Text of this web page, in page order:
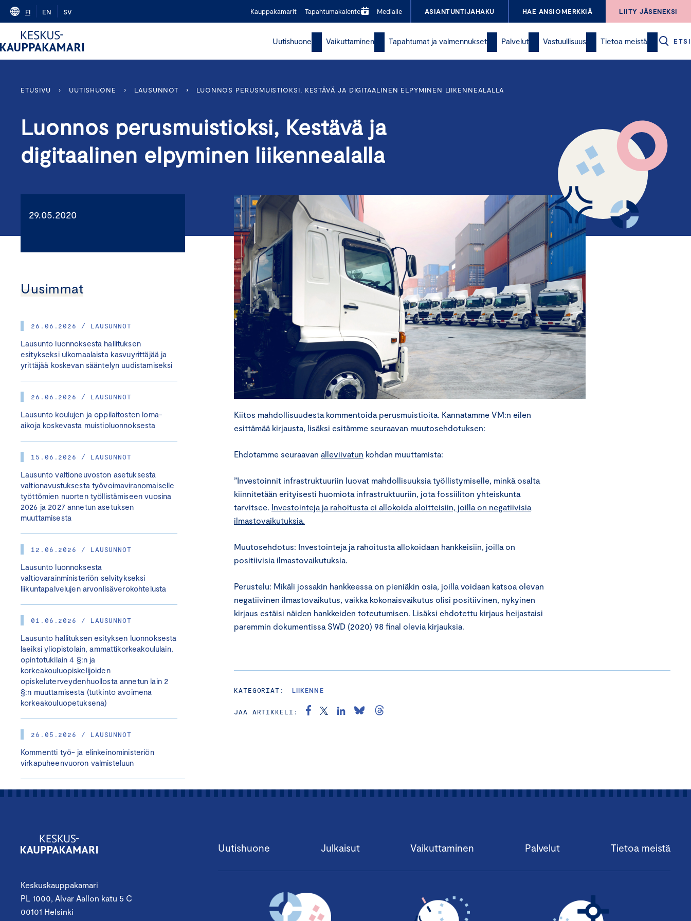
Skip
content
FI EN SV Kauppakamarit Tapahtumakalenteri Medialle ASIANTUNTIJAHAKU HAE ANSIOMERKKIÄ LIITY JÄSENEKSI
Uutishuone Vaikuttaminen Tapahtumat ja valmennukset Palvelut Vastuullisuus Tietoa meistä ETSI
ETUSIVU › UUTISHUONE › LAUSUNNOT › LUONNOS PERUSMUISTIOKSI, KESTÄVÄ JA DIGITAALINEN ELPYMINEN LIIKENNEALALLA
Luonnos perusmuistioksi, Kestävä ja
digitaalinen elpyminen liikennealalla
29.05.2020
Uusimmat
26.06.2026 / LAUSUNNOT
Lausunto luonnoksesta hallituksen
esitykseksi ulkomaalaista kasvuyrittäjää ja
yrittäjää koskevan sääntelyn uudistamiseksi
26.06.2026 / LAUSUNNOT
Lausunto koulujen ja oppilaitosten loma-
aikoja koskevasta muistioluonnoksesta
15.06.2026 / LAUSUNNOT
Lausunto valtioneuvoston asetuksesta
valtionavustuksesta työvoimaviranomaiselle
työttömien nuorten työllistämiseen vuosina
2026 ja 2027 annetun asetuksen
muuttamisesta
12.06.2026 / LAUSUNNOT
Lausunto luonnoksesta
valtiovarainministeriön selvitykseksi
liikuntapalvelujen arvonlisäverokohtelusta
01.06.2026 / LAUSUNNOT
Lausunto hallituksen esityksen luonnoksesta
laeiksi yliopistolain, ammattikorkeakoululain,
opintotukilain 4 §:n ja
korkeakouluopiskelijoiden
opiskeluterveydenhuollosta annetun lain 2
§:n muuttamisesta (tutkinto avoimena
korkeakouluopetuksena)
26.05.2026 / LAUSUNNOT
Kommentti työ- ja elinkeinoministeriön
virkapuheenvuoron valmisteluun
Kiitos mahdollisuudesta kommentoida perusmuistioita. Kannatamme VM:n eilen
esittämää kirjausta, lisäksi esitämme seuraavan muutosehdotuksen:
Ehdotamme seuraavan alleviivatun kohdan muuttamista:
”Investoinnit infrastruktuuriin luovat mahdollisuuksia työllistymiselle, minkä osalta
kiinnitetään erityisesti huomiota infrastruktuuriin, jota fossiiliton yhteiskunta
tarvitsee. Investointeja ja rahoitusta ei allokoida aloitteisiin, joilla on negatiivisia
ilmastovaikutuksia.
Muutosehdotus: Investointeja ja rahoitusta allokoidaan hankkeisiin, joilla on
positiivisia ilmastovaikutuksia.
Perustelu: Mikäli jossakin hankkeessa on pieniäkin osia, joilla voidaan katsoa olevan
negatiivinen ilmastovaikutus, vaikka kokonaisvaikutus olisi positiivinen, nykyinen
kirjaus estäisi näiden hankkeiden toteutumisen. Lisäksi ehdotettu kirjaus heijastaisi
paremmin dokumentissa SWD (2020) 98 final olevia kirjauksia.
KATEGORIAT: LIIKENNE
JAA ARTIKKELI:
Keskuskauppakamari
PL 1000, Alvar Aallon katu 5 C
00101 Helsinki
Uutishuone Julkaisut Vaikuttaminen Palvelut Tietoa meistä